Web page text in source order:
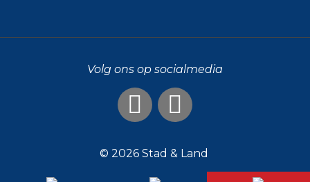
Volg ons op socialmedia
© 2026 Stad & Land